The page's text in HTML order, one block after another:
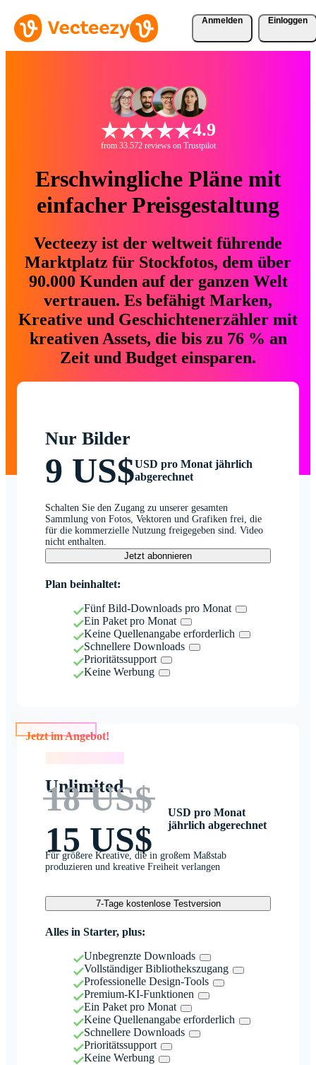
Anmelden Einloggen
4.9
from 33.572 reviews on Trustpilot
Erschwingliche Pläne mit
einfacher Preisgestaltung
Vecteezy ist der weltweit führende
Marktplatz für Stockfotos, dem über
90.000 Kunden auf der ganzen Welt
vertrauen. Es befähigt Marken,
Kreative und Geschichtenerzähler mit
kreativen Assets, die bis zu 76 % an
Zeit und Budget einsparen.
Nur Bilder
9 US$USD pro Monat jährlich
abgerechnet
Schalten Sie den Zugang zu unserer gesamten
Sammlung von Fotos, Vektoren und Grafiken frei, die
für die kommerzielle Nutzung freigegeben sind. Video
nicht enthalten.
Jetzt abonnieren
Plan beinhaltet:
Fünf Bild-Downloads pro Monat
Ein Paket pro Monat
Keine Quellenangabe erforderlich
Schnellere Downloads
Prioritätssupport
Keine Werbung
Jetzt im Angebot!
Unlimited
18 US$
15 US$
USD pro Monat
jährlich abgerechnet
Für größere Kreative, die in großem Maßstab
produzieren und kreative Freiheit verlangen
7-Tage kostenlose Testversion
Alles in Starter, plus:
Unbegrenzte Downloads
Vollständiger Bibliothekszugang
Professionelle Design-Tools
Premium-KI-Funktionen
Ein Paket pro Monat
Keine Quellenangabe erforderlich
Schnellere Downloads
Prioritätssupport
Keine Werbung